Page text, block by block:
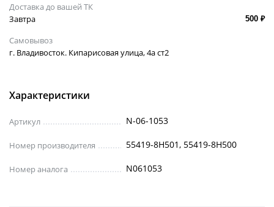
Доставка до вашей ТК
Завтра
500 ₽
Самовывоз
г. Владивосток. Кипарисовая улица, 4а ст2
Характеристики
Артикул N-06-1053
Номер производителя 55419-8H501, 55419-8H500
Номер аналога N061053